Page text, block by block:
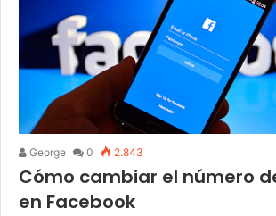
George 0 2.843
Cómo cambiar el número
en Facebook